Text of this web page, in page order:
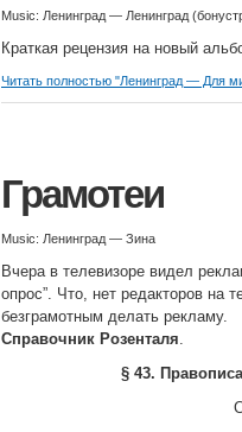
Music: Ленинград — Ленинград
Краткая рецензия на новый
Читать полностью "Ленинград — Для
Грамотеи
Music: Ленинград — Зина
Вчера в телевизоре видел
опрос”. Что, нет редакторов на
безграмотным делать рекламу.
Справочник Розенталя.
§ 43.